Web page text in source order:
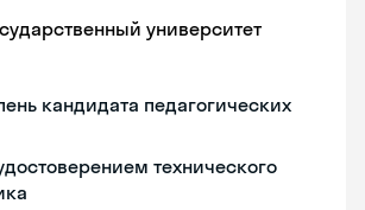
университет
кандидата педагогических
технического